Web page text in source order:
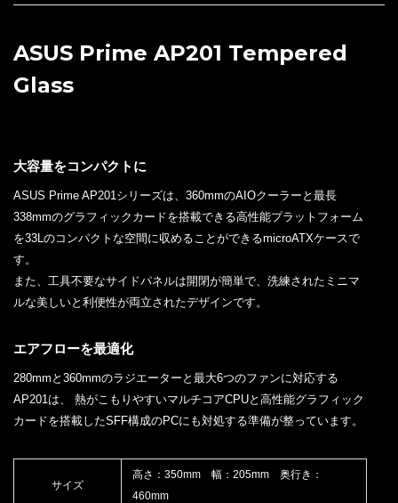
ASUS Prime AP201 Tempered
Glass
大容量をコンパクトに
ASUS Prime AP201シリーズは、360mmのAIOクーラーと最長
338mmのグラフィックカードを搭載できる高性能プラットフォーム
を33Lのコンパクトな空間に収めることができるmicroATXケースで
す。
また、工具不要なサイドパネルは開閉が簡単で、洗練されたミニマ
ルな美しいと利便性が両立されたデザインです。
エアフローを最適化
280mmと360mmのラジエーターと最大6つのファンに対応する
AP201は、 熱がこもりやすいマルチコアCPUと高性能グラフィック
カードを搭載したSFF構成のPCにも対処する準備が整っています。
サイズ
高さ：350mm 幅：205mm 奥行き：
460mm